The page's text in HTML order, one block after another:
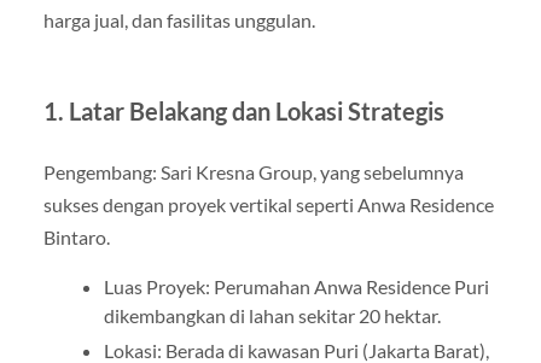
harga jual, dan fasilitas unggulan.
1. Latar Belakang dan Lokasi Strategis
Pengembang: Sari Kresna Group, yang sebelumnya
sukses dengan proyek vertikal seperti Anwa Residence
Bintaro.
Luas Proyek: Perumahan Anwa Residence Puri
dikembangkan di lahan sekitar 20 hektar.
Lokasi: Berada di kawasan Puri (Jakarta Barat),